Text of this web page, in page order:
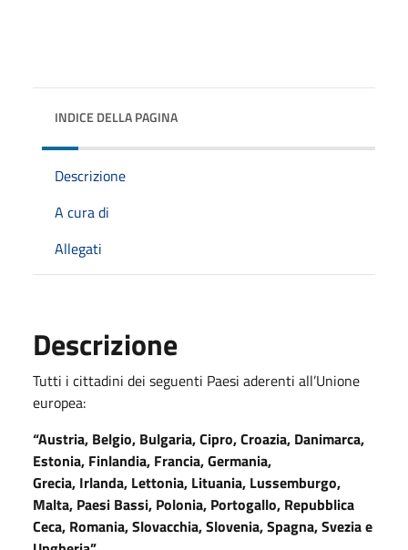
INDICE DELLA PAGINA
Descrizione
A cura di
Allegati
Descrizione
Tutti i cittadini dei seguenti Paesi aderenti all’Unione
europea:
“Austria, Belgio, Bulgaria, Cipro, Croazia, Danimarca,
Estonia, Finlandia, Francia, Germania,
Grecia, Irlanda, Lettonia, Lituania, Lussemburgo,
Malta, Paesi Bassi, Polonia, Portogallo, Repubblica
Ceca, Romania, Slovacchia, Slovenia, Spagna, Svezia e